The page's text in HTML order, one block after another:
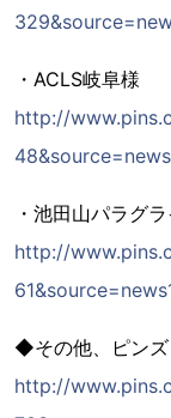
・ACLS岐阜様
http://
・池田山パラグ
http://
◆その他、ピンズ
http://